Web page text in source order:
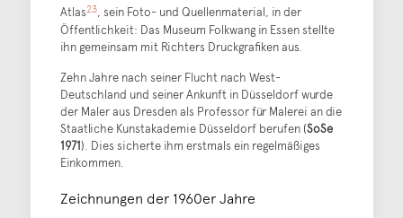
Atlas23, sein Foto- und Quellenmaterial, in der
Öffentlichkeit: Das Museum Folkwang in Essen stellte
ihn gemeinsam mit Richters Druckgrafiken aus.
Zehn Jahre nach seiner Flucht nach West-
Deutschland und seiner Ankunft in Düsseldorf wurde
der Maler aus Dresden als Professor für Malerei an die
Staatliche Kunstakademie Düsseldorf berufen (SoSe
1971). Dies sicherte ihm erstmals ein regelmäßiges
Einkommen.
Zeichnungen der 1960er Jahre